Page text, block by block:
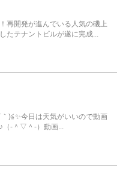
再開発が進んでいる人気の磯上
たテナントビルが遂に完成...
)≦✨今日は天気がいいので動画
（‐＾▽＾‐）動画...